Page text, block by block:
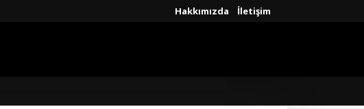
Hakkımızda İletişim